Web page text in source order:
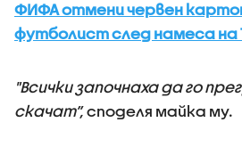
ФИФА отмени червен
футболист след намеса на
"Всички започнаха да го
скачат”,споделя майка му.